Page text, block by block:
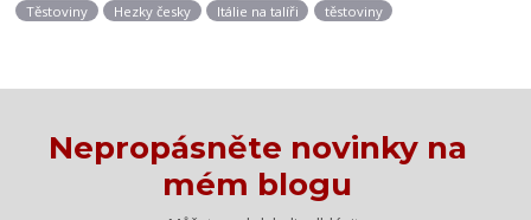
Těstoviny
Hezky česky Itálie na talíři těstoviny
Nepropásněte novinky na
mém blogu